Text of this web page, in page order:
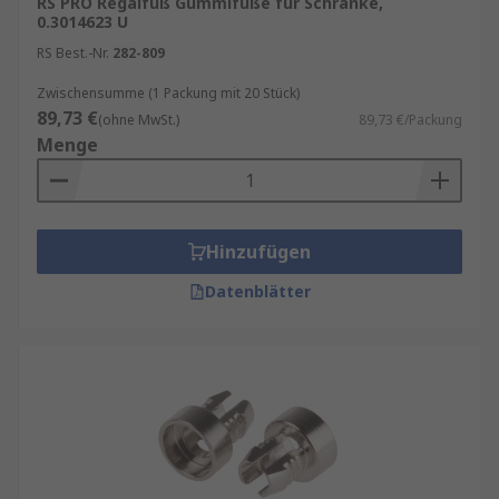
Sicherheitslösungen wie Schlösser.
Wir bieten unter anderem Produkte von
folgenden marktführenden Herstellern an:
RS PRO
Hammond
nVent – Schroff
und viele mehr
0.3014623 U
RS Best.-Nr. 282-809
Zwischensumme (1 Packung mit 20 Stück)
89,73 €(ohne MwSt.) 89,73 €/Packung
Menge
Hinzufügen
Datenblätter